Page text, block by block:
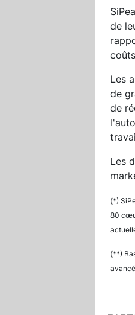
de
Les
de
de
Les
(*)
80
(**)